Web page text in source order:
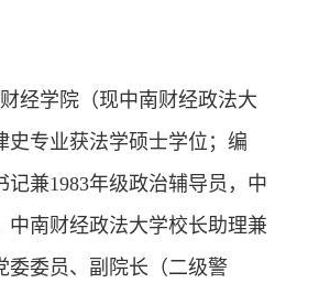
经学院（现中南财经政法大
史专业获法学硕士学位；编
兼1983年级政治辅导员，中
南财经政法大学校长助理兼
委委员、副院长（二级警